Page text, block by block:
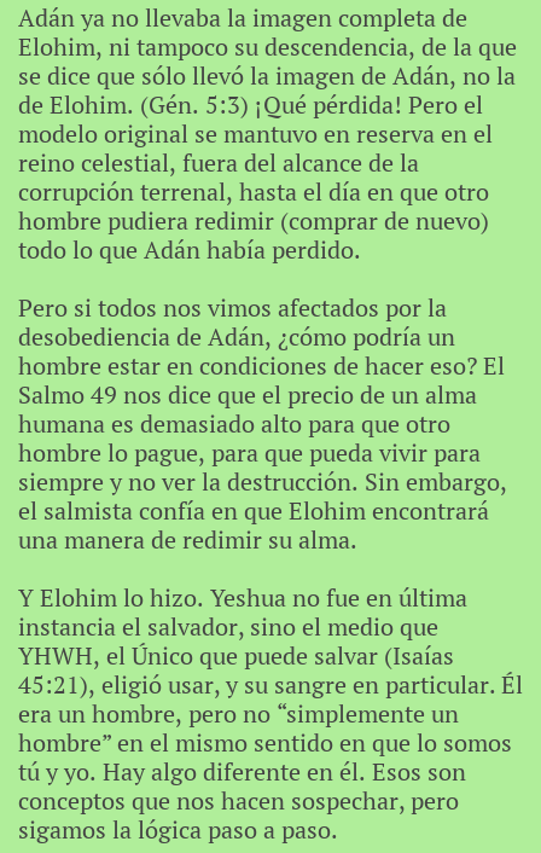
Adán ya no llevaba la imagen completa de
Elohim, ni tampoco su descendencia, de la que
se dice que sólo llevó la imagen de Adán, no la
de Elohim. (Gén. 5:3) ¡Qué pérdida! Pero el
modelo original se mantuvo en reserva en el
reino celestial, fuera del alcance de la
corrupción terrenal, hasta el día en que otro
hombre pudiera redimir (comprar de nuevo)
todo lo que Adán había perdido.
Pero si todos nos vimos afectados por la
desobediencia de Adán, ¿cómo podría un
hombre estar en condiciones de hacer eso? El
Salmo 49 nos dice que el precio de un alma
humana es demasiado alto para que otro
hombre lo pague, para que pueda vivir para
siempre y no ver la destrucción. Sin embargo,
el salmista confía en que Elohim encontrará
una manera de redimir su alma.
Y Elohim lo hizo. Yeshua no fue en última
instancia el salvador, sino el medio que
YHWH, el Único que puede salvar (Isaías
45:21), eligió usar, y su sangre en particular. Él
era un hombre, pero no “simplemente un
hombre” en el mismo sentido en que lo somos
tú y yo. Hay algo diferente en él. Esos son
conceptos que nos hacen sospechar, pero
sigamos la lógica paso a paso.